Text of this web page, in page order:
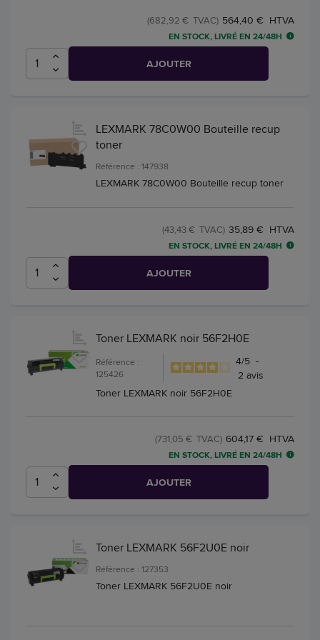
564,40 € HTVA
(682,92 € TVAC)
EN STOCK, LIVRÉ EN 24/48H
AJOUTER
LEXMARK 78C0W00 Bouteille recup
toner
Référence : 147938
LEXMARK 78C0W00 Bouteille recup toner
35,89 € HTVA
(43,43 € TVAC)
EN STOCK, LIVRÉ EN 24/48H
AJOUTER
Toner LEXMARK noir 56F2H0E
Référence :
125426
4/5 -
2 avis
Toner LEXMARK noir 56F2H0E
604,17 € HTVA
(731,05 € TVAC)
EN STOCK, LIVRÉ EN 24/48H
AJOUTER
Toner LEXMARK 56F2U0E noir
Référence : 127353
Toner LEXMARK 56F2U0E noir